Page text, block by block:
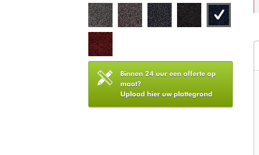
Binnen 24 uur een offerte op
maat?
Upload hier uw plattegrond